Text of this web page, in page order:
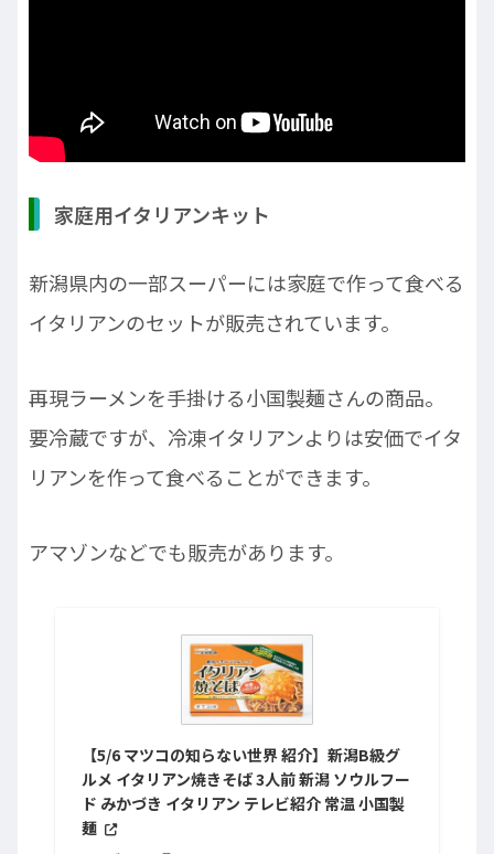
家庭用イタリアンキット
新潟県内の一部スーパーには家庭で作って食べる
イタリアンのセットが販売されています。
再現ラーメンを手掛ける小国製麺さんの商品。
要冷蔵ですが、冷凍イタリアンよりは安価でイタ
リアンを作って食べることができます。
アマゾンなどでも販売があります。
【5/6 マツコの知らない世界 紹介】新潟B級グ
ルメ イタリアン焼きそば 3人前 新潟 ソウルフー
ド みかづき イタリアン テレビ紹介 常温 小国製
麺